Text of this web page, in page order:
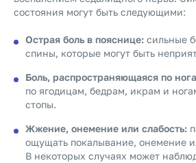
состояния могут быть следующими:
Острая боль в пояснице: сильные
спины, которые могут быть
Боль, распространяющаяся по
по ягодицам, бедрам, икрам и
стопы.
Жжение, онемение или слабость:
ощущать покалывание, онемение
В некоторых случаях может